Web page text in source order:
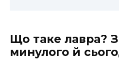
Що таке лавра?
минулого й